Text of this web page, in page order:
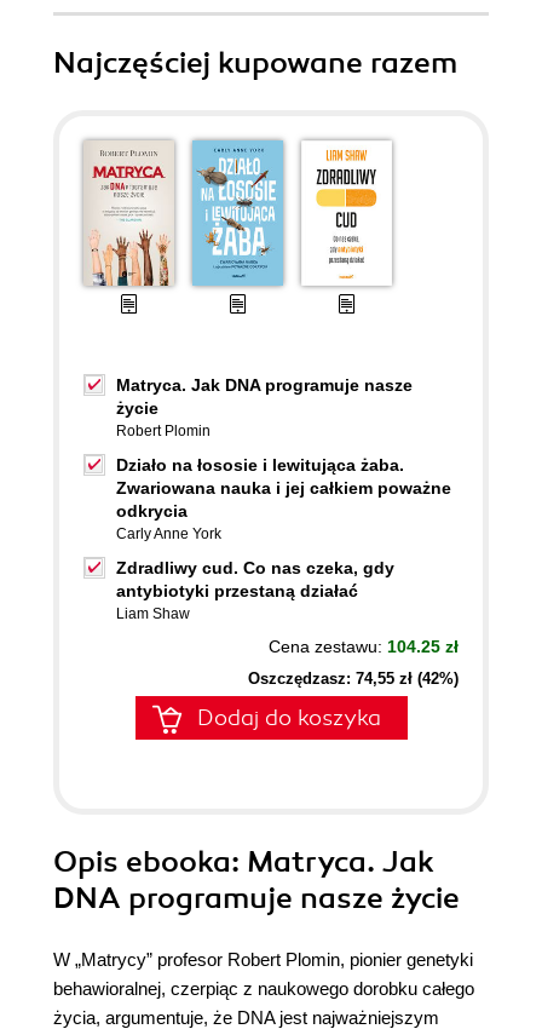
Najczęściej kupowane razem
Matryca. Jak DNA programuje nasze
życie
Robert Plomin
Działo na łososie i lewitująca żaba.
Zwariowana nauka i jej całkiem poważne
odkrycia
Carly Anne York
Zdradliwy cud. Co nas czeka, gdy
antybiotyki przestaną działać
Liam Shaw
Cena zestawu: 104.25 zł
Oszczędzasz: 74,55 zł (42%)
Dodaj do koszyka
Opis ebooka: Matryca. Jak
DNA programuje nasze życie
W „Matrycy” profesor Robert Plomin, pionier genetyki
behawioralnej, czerpiąc z naukowego dorobku całego
życia, argumentuje, że DNA jest najważniejszym